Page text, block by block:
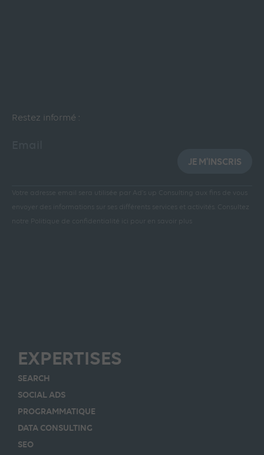
Restez informé :
JE M'INSCRIS
Votre adresse email sera utilisée par Ad’s up Consulting aux fins de vous
envoyer des informations sur ses différents services et activités.
Consultez
notre Politique de confidentialité ici pour en savoir plus
EXPERTISES
SEARCH
SOCIAL ADS
PROGRAMMATIQUE
DATA CONSULTING
SEO